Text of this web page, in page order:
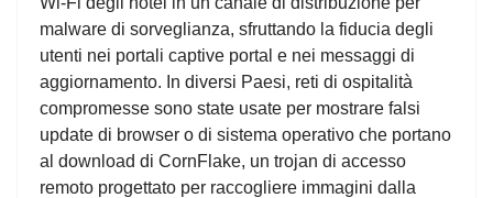
malware di sorveglianza, sfruttando la fiducia degli
utenti nei portali captive portal e nei messaggi di
aggiornamento. In diversi Paesi, reti di ospitalità
compromesse sono state usate per mostrare falsi
update di browser o di sistema operativo che portano
al download di CornFlake, un trojan di accesso
remoto progettato per raccogliere immagini dalla